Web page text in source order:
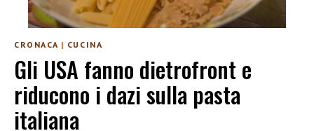
CRONACA | CUCINA
Gli USA fanno dietrofront e
riducono i dazi sulla pasta
italiana